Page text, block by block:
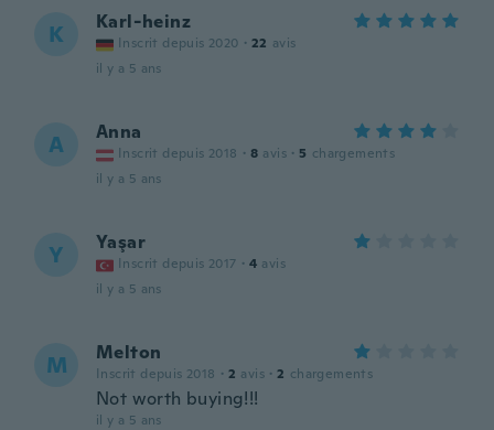
K Karl-heinz
Inscrit depuis 2020 · 22 avis
il y a 5 ans
A Anna
Inscrit depuis 2018 · 8 avis · 5 chargements
il y a 5 ans
Y Yaşar
Inscrit depuis 2017 · 4 avis
il y a 5 ans
M Melton
Inscrit depuis 2018 · 2 avis · 2 chargements
Not worth buying!!!
il y a 5 ans